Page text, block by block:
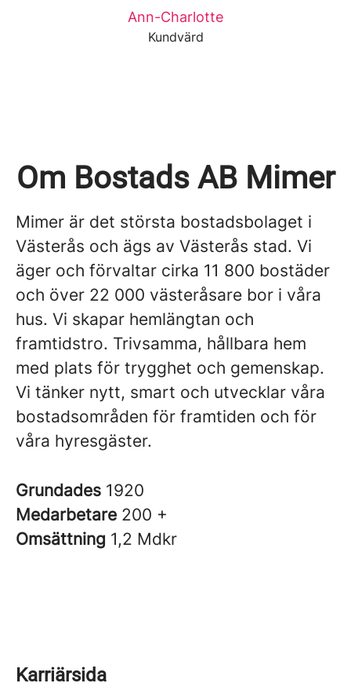
Ann-Charlotte
Kundvärd
Om Bostads AB Mimer
Mimer är det största bostadsbolaget i
Västerås och ägs av Västerås stad. Vi
äger och förvaltar cirka 11 800 bostäder
och över 22 000 västeråsare bor i våra
hus. Vi skapar hemlängtan och
framtidstro. Trivsamma, hållbara hem
med plats för trygghet och gemenskap.
Vi tänker nytt, smart och utvecklar våra
bostadsområden för framtiden och för
våra hyresgäster.
Grundades 1920
Medarbetare 200 +
Omsättning 1,2 Mdkr
Karriärsida